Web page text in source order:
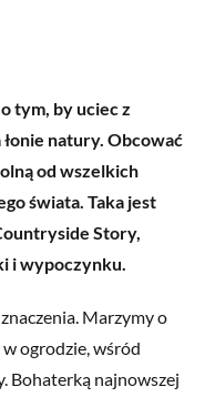
tym, by uciec z
natury. Obcować
od wszelkich
świata. Taka jest
Story,
i wypoczynku.
Marzymy o
ogrodzie, wśród
Bohaterką najnowszej